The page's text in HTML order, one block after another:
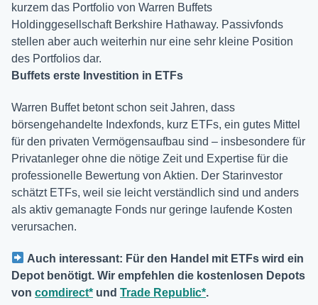
kurzem das Portfolio von Warren Buffets
Holdinggesellschaft Berkshire Hathaway. Passivfonds
stellen aber auch weiterhin nur eine sehr kleine Position
des Portfolios dar.
Buffets erste Investition in ETFs
Warren Buffet betont schon seit Jahren, dass
börsengehandelte Indexfonds, kurz ETFs, ein gutes Mittel
für den privaten Vermögensaufbau sind – insbesondere für
Privatanleger ohne die nötige Zeit und Expertise für die
professionelle Bewertung von Aktien. Der Starinvestor
schätzt ETFs, weil sie leicht verständlich sind und anders
als aktiv gemanagte Fonds nur geringe laufende Kosten
verursachen.
Auch interessant: Für den Handel mit ETFs wird ein
Depot benötigt. Wir empfehlen die kostenlosen Depots
von comdirect* und Trade Republic*.